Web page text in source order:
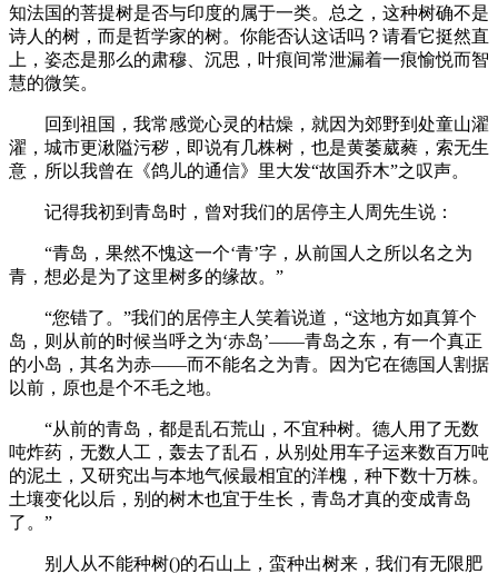
知法国的菩提树是否与印度的属于一类。总之，这种树确不是
诗人的树，而是哲学家的树。你能否认这话吗？请看它挺然直
上，姿态是那么的肃穆、沉思，叶痕间常泄漏着一痕愉悦而智
慧的微笑。
回到祖国，我常感觉心灵的枯燥，就因为郊野到处童山濯
濯，城市更湫隘污秽，即说有几株树，也是黄萎葳蕤，索无生
意，所以我曾在《鸽儿的通信》里大发“故国乔木”之叹声。
记得我初到青岛时，曾对我们的居停主人周先生说：
“青岛，果然不愧这一个‘青’字，从前国人之所以名之为
青，想必是为了这里树多的缘故。”
“您错了。”我们的居停主人笑着说道，“这地方如真算个
岛，则从前的时候当呼之为‘赤岛’——青岛之东，有一个真正
的小岛，其名为赤——而不能名之为青。因为它在德国人割据
以前，原也是个不毛之地。
“从前的青岛，都是乱石荒山，不宜种树。德人用了无数
吨炸药，无数人工，轰去了乱石，从别处用车子运来数百万吨
的泥土，又研究出与本地气候最相宜的洋槐，种下数十万株。
土壤变化以后，别的树木也宜于生长，青岛才真的变成青岛
了。”
别人从不能种树()的石山上，蛮种出树来，我们有无限肥